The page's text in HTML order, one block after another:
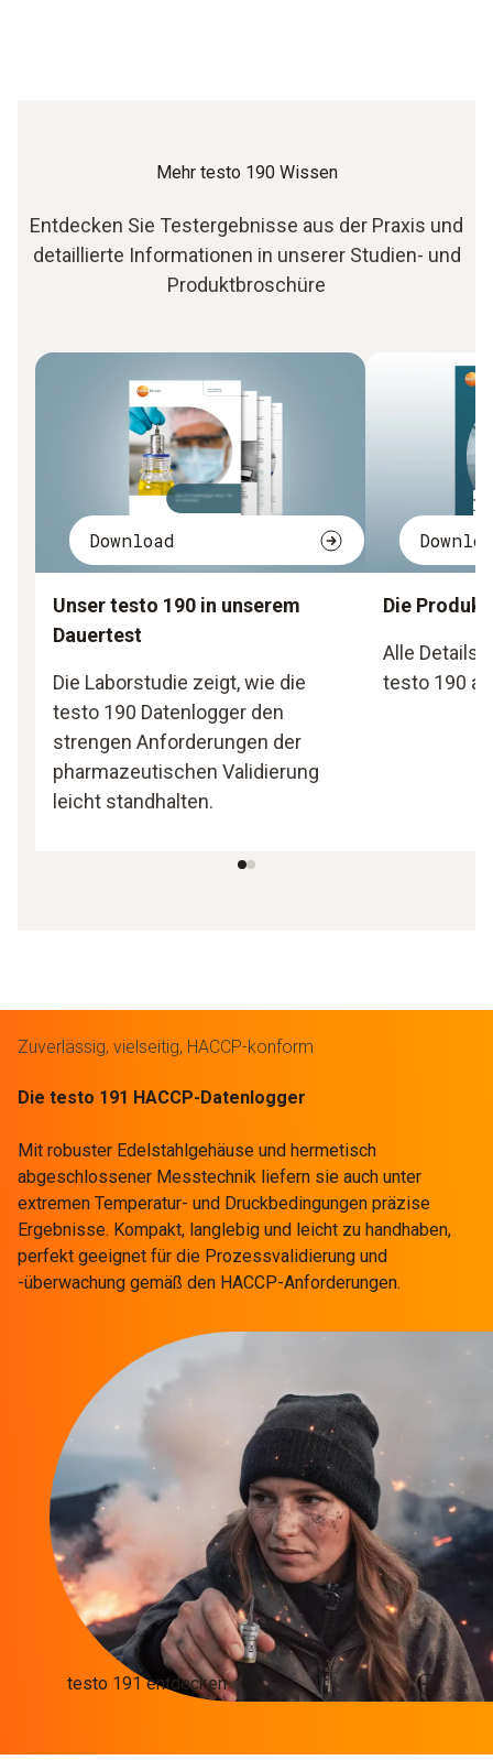
Mehr testo 190 Wissen
Entdecken Sie Testergebnisse aus der Praxis und
detaillierte Informationen in unserer Studien- und
Produktbroschüre
Download
Unser testo 190 in unserem
Dauertest
Die Laborstudie zeigt, wie die
testo 190 Datenlogger den
strengen Anforderungen der
pharmazeutischen Validierung
leicht standhalten.
Die
Alle Details
testo 190
Zuverlässig, vielseitig, HACCP-konform
Die testo 191 HACCP-Datenlogger
Mit robuster Edelstahlgehäuse und hermetisch
abgeschlossener Messtechnik liefern sie auch unter
extremen Temperatur- und Druckbedingungen präzise
Ergebnisse. Kompakt, langlebig und leicht zu handhaben,
perfekt geeignet für die Prozessvalidierung und
-überwachung gemäß den HACCP-Anforderungen.
testo 191 entdecken